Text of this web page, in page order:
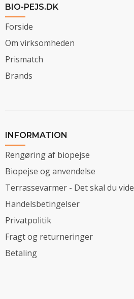
BIO-PEJS.DK
Forside
Om virksomheden
Prismatch
Brands
INFORMATION
Rengøring af biopejse
Biopejse og anvendelse
Terrassevarmer - Det skal du vide
Handelsbetingelser
Privatpolitik
Fragt og returneringer
Betaling